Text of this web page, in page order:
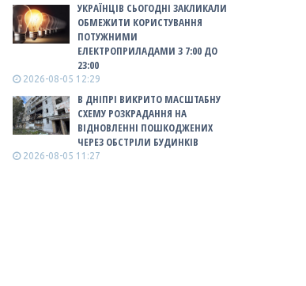
УКРАЇНЦІВ СЬОГОДНІ ЗАКЛИКАЛИ
ОБМЕЖИТИ КОРИСТУВАННЯ
ПОТУЖНИМИ
ЕЛЕКТРОПРИЛАДАМИ З 7:00 ДО
23:00
2026-08-05 12:29
В ДНІПРІ ВИКРИТО МАСШТАБНУ
СХЕМУ РОЗКРАДАННЯ НА
ВІДНОВЛЕННІ ПОШКОДЖЕНИХ
ЧЕРЕЗ ОБСТРІЛИ БУДИНКІВ
2026-08-05 11:27